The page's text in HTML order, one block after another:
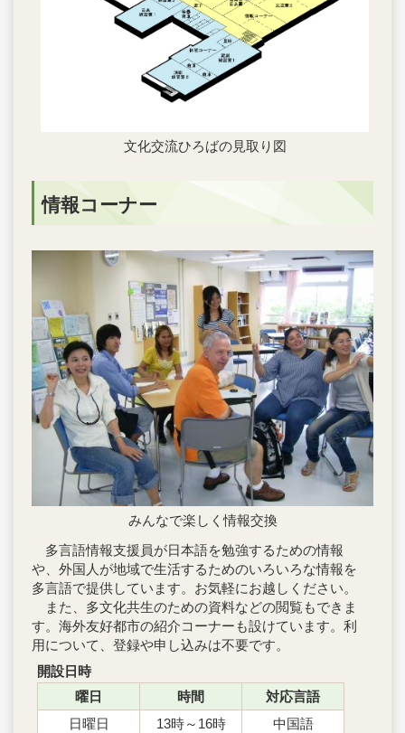
文化交流ひろばの見取り図
情報コーナー
みんなで楽しく情報交換
多言語情報支援員が日本語を勉強するための情報
や、外国人が地域で生活するためのいろいろな情報を
多言語で提供しています。お気軽にお越しください。
また、多文化共生のための資料などの閲覧もできま
す。海外友好都市の紹介コーナーも設けています。利
用について、登録や申し込みは不要です。
開設日時
曜日
時間
対応言語
日曜日
13時～16時
中国語